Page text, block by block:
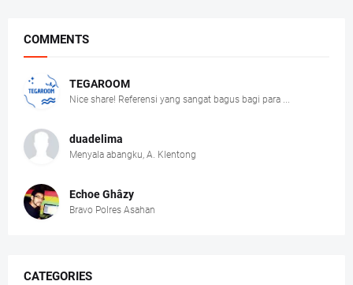
COMMENTS
TEGAROOM
Nice share! Referensi yang sangat bagus bagi para ...
duadelima
Menyala abangku, A. Klentong
Echoe Ghâzy
Bravo Polres Asahan
CATEGORIES